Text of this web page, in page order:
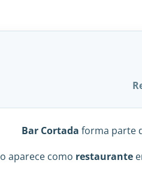
Bar Cortada forma parte
aparece como restaurante